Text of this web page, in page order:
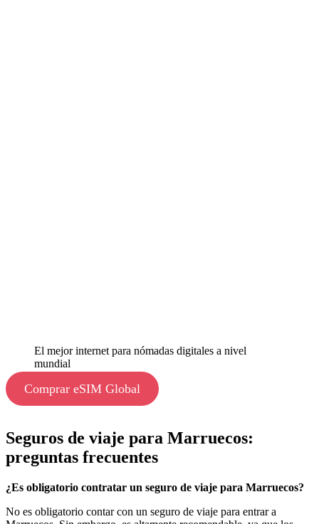
El mejor internet para nómadas digitales a nivel
mundial
Comprar eSIM Global
Seguros de viaje para Marruecos:
preguntas frecuentes
¿Es obligatorio contratar un seguro de viaje para Marruecos?
No es obligatorio contar con un seguro de viaje para entrar a